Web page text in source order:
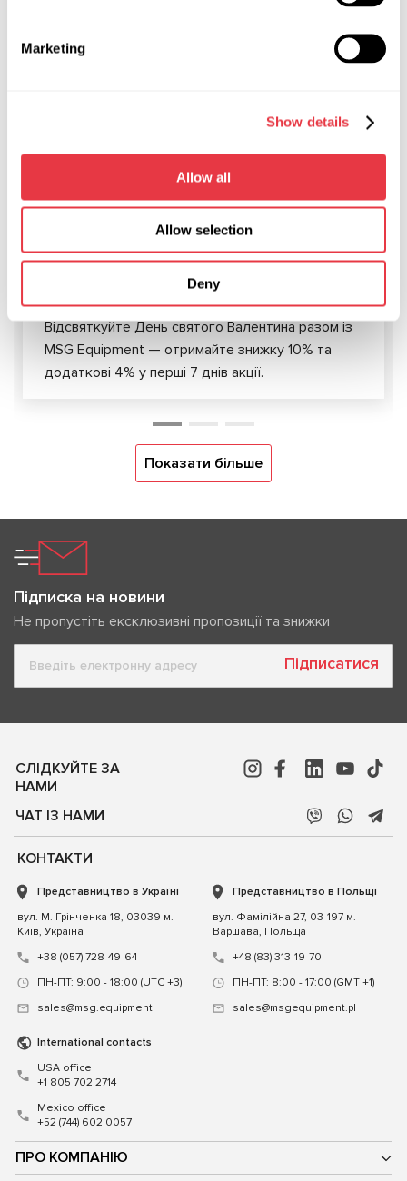
Marketing
Show details
Allow all
Allow selection
Deny
АКТУАЛЬНІ НОВИНИ
Equipment — знижка 10% + 4%
Відсвяткуйте День святого Валентина разом із
MSG Equipment — отримайте знижку 10% та
додаткові 4% у перші 7 днів акції.
Показати більше
Підписка на новини
Не пропустіть ексклюзивні пропозиції та знижки
Підписатися
СЛІДКУЙТЕ ЗА
НАМИ
ЧАТ ІЗ НАМИ
ПРО КОМПАНІЮ
КОНТАКТИ
Представництво в Україні
вул. М. Грінченка 18, 03039 м.
Київ, Україна
+38 (057) 728-49-64
ПН-ПТ: 9:00 - 18:00 (UTC +3)
sales@msg.equipment
Представництво в Польщі
вул. Фамілійна 27, 03-197 м.
Варшава, Польща
+48 (83) 313-19-70
ПН-ПТ: 8:00 - 17:00 (GMT +1)
sales@msgequipment.pl
International contacts
USA office
+1 805 702 2714
Mexico office
+52 (744) 602 0057